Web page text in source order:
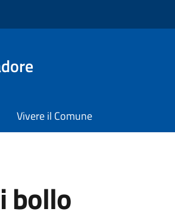
Vivere il Comune
bollo